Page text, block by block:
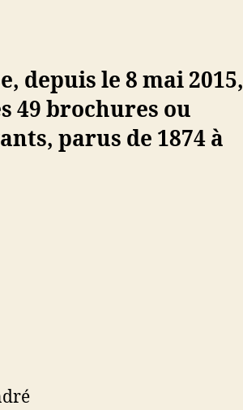
depuis le 8 mai 2015,
49 brochures ou
parus de 1874 à